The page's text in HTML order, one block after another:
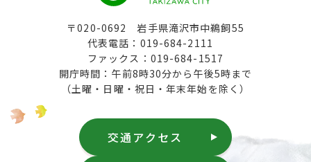
〒020-0692 岩手県滝沢市中鵜飼55
代表電話：019-684-2111
ファックス：019-684-1517
開庁時間：午前8時30分から午後5時まで
（土曜・日曜・祝日・年末年始を除く）
交通アクセス